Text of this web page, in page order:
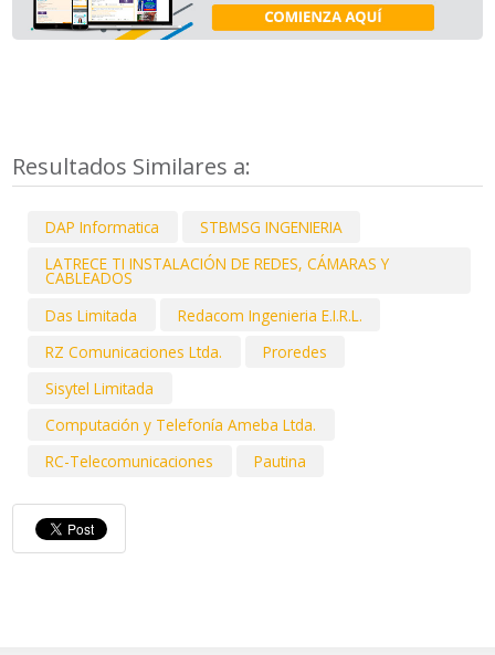
Resultados Similares a:
DAP Informatica
STBMSG INGENIERIA
LATRECE TI INSTALACIÓN DE REDES, CÁMARAS Y
CABLEADOS
Das Limitada
Redacom Ingenieria E.I.R.L.
RZ Comunicaciones Ltda.
Proredes
Sisytel Limitada
Computación y Telefonía Ameba Ltda.
RC-Telecomunicaciones
Pautina